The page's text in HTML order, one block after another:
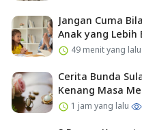
Jangan Cuma
Anak yang Lebih
49 menit yang lalu
Cerita Bunda
Kenang Masa
1 jam yang lalu